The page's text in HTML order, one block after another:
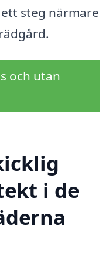
steg närmare
och utan
i de